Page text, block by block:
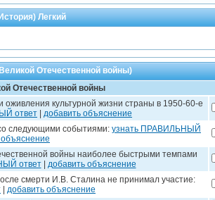
Легкий
Отечественной войны)
Отечественной войны
культурной жизни страны в 1950-60-е
ответ добавить объяснение
следующими событиями: узнать ПРАВИЛЬНЫЙ
войны наиболее быстрыми темпами
ответ| добавить объяснение
смерти И.В. Сталина не принимал участие:
добавить объяснение